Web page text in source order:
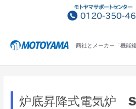
商社とメーカー「機能
炉底昇降式電気炉